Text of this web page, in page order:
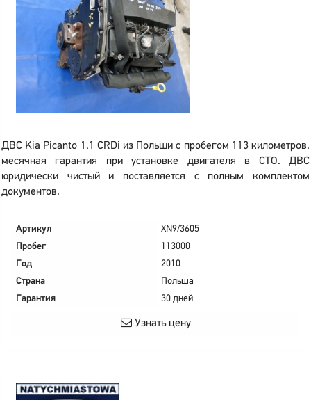
ДВС Kia Picanto 1.1 CRDi из Польши с пробегом 113 километров.
месячная гарантия при установке двигателя в СТО. ДВС
юридически чистый и поставляется с полным комплектом
документов.
Артикул
XN9/3605
Пробег
113000
Год
2010
Страна
Польша
Гарантия
30 дней
Узнать цену